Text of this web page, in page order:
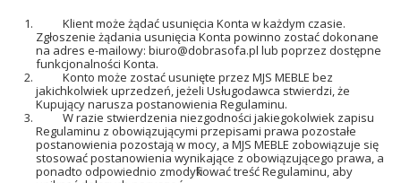
Klient może żądać usunięcia Konta w każdym czasie.
Zgłoszenie żądania usunięcia Konta powinno zostać dokonane
na adres e-mailowy: biuro@dobrasofa.pl lub poprzez dostępne
funkcjonalności Konta.
Konto może zostać usunięte przez MJS MEBLE bez
jakichkolwiek uprzedzeń, jeżeli Usługodawca stwierdzi, że
Kupujący narusza postanowienia Regulaminu.
W razie stwierdzenia niezgodności jakiegokolwiek zapisu
Regulaminu z obowiązującymi przepisami prawa pozostałe
postanowienia pozostają w mocy, a MJS MEBLE zobowiązuje się
stosować postanowienia wynikające z obowiązującego prawa, a
ponadto odpowiednio zmodyfikować treść Regulaminu, aby